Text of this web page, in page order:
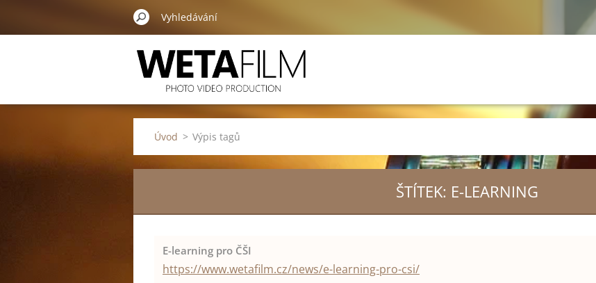
Úvod > Výpis tagů
ŠTÍTEK: E-LEARNING
E-learning pro ČŠI
https://www.wetafilm.cz/news/e-learning-pro-csi/